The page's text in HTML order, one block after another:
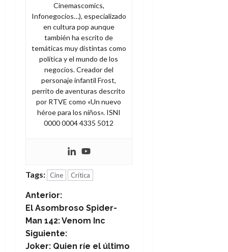
Cinemascomics,
Infonegocios…), especializado
en cultura pop aunque
también ha escrito de
temáticas muy distintas como
política y el mundo de los
negocios. Creador del
personaje infantil Frost,
perrito de aventuras descrito
por RTVE como «Un nuevo
héroe para los niños». ISNI
0000 0004 4335 5012
Tags: Cine Crítica
N
a
v
Anterior:
El Asombroso Spider-
Man 142: Venom Inc
Siguiente:
Joker: Quien ríe el último